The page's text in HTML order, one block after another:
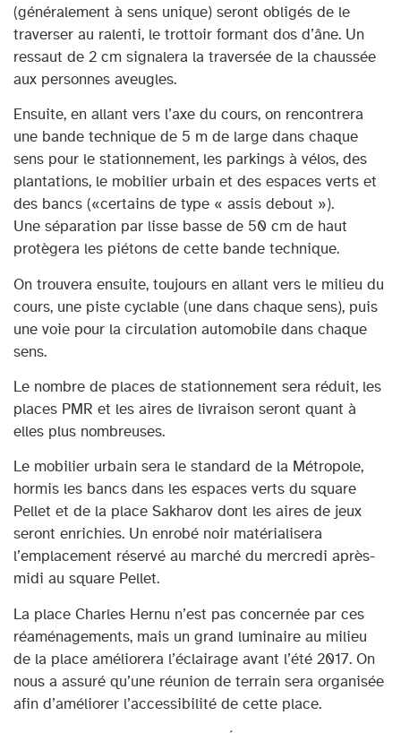
(généralement à sens unique) seront obligés de le
traverser au ralenti, le trottoir formant dos d’âne. Un
ressaut de 2 cm signalera la traversée de la chaussée
aux personnes aveugles.
Ensuite, en allant vers l’axe du cours, on rencontrera
une bande technique de 5 m de large dans chaque
sens pour le stationnement, les parkings à vélos, des
plantations, le mobilier urbain et des espaces verts et
des bancs («certains de type « assis debout »).
Une séparation par lisse basse de 50 cm de haut
protègera les piétons de cette bande technique.
On trouvera ensuite, toujours en allant vers le milieu du
cours, une piste cyclable (une dans chaque sens), puis
une voie pour la circulation automobile dans chaque
sens.
Le nombre de places de stationnement sera réduit, les
places PMR et les aires de livraison seront quant à
elles plus nombreuses.
Le mobilier urbain sera le standard de la Métropole,
hormis les bancs dans les espaces verts du square
Pellet et de la place Sakharov dont les aires de jeux
seront enrichies. Un enrobé noir matérialisera
l’emplacement réservé au marché du mercredi après-
midi au square Pellet.
La place Charles Hernu n’est pas concernée par ces
réaménagements, mais un grand luminaire au milieu
de la place améliorera l’éclairage avant l’été 2017. On
nous a assuré qu’une réunion de terrain sera organisée
afin d’améliorer l’accessibilité de cette place.